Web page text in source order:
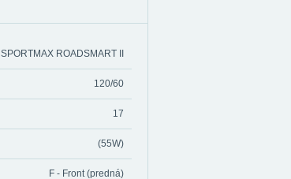
SPORTMAX ROADSMART II
120/60
17
(55W)
F - Front (predná)